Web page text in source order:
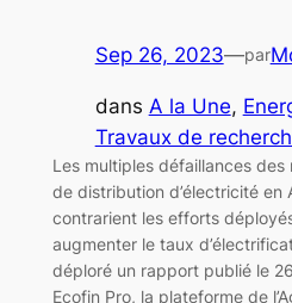
Sep 26, 2023—par
dans A la Une,
Travaux de
Les multiples défaillances
de distribution d’électricité en
contrarient les efforts
augmenter le taux
déploré un rapport publié le
Ecofin Pro, la plateforme de